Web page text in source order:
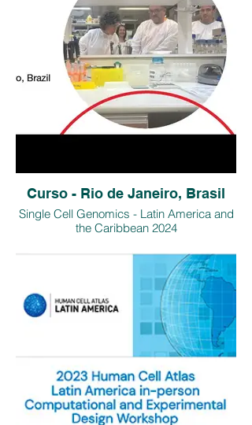
Curso - Rio de Janeiro, Brasil
Single Cell Genomics - Latin America and
the Caribbean 2024